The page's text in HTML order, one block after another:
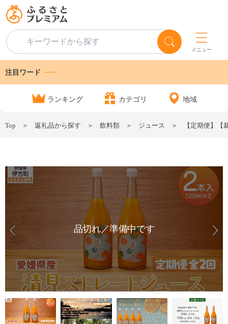
メニュー
注目ワード
ランキング カテゴリ 地域
Top 返礼品から探す 飲料類 ジュース 【定期便】
品切れ／準備中です